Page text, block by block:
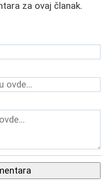
za ovaj članak.